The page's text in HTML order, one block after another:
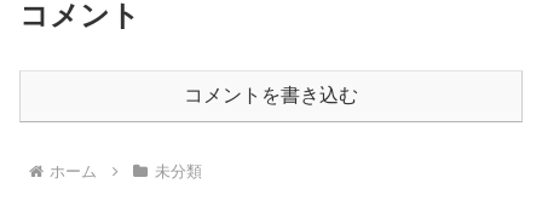
コメント
コメントを書き込む
ホーム 未分類